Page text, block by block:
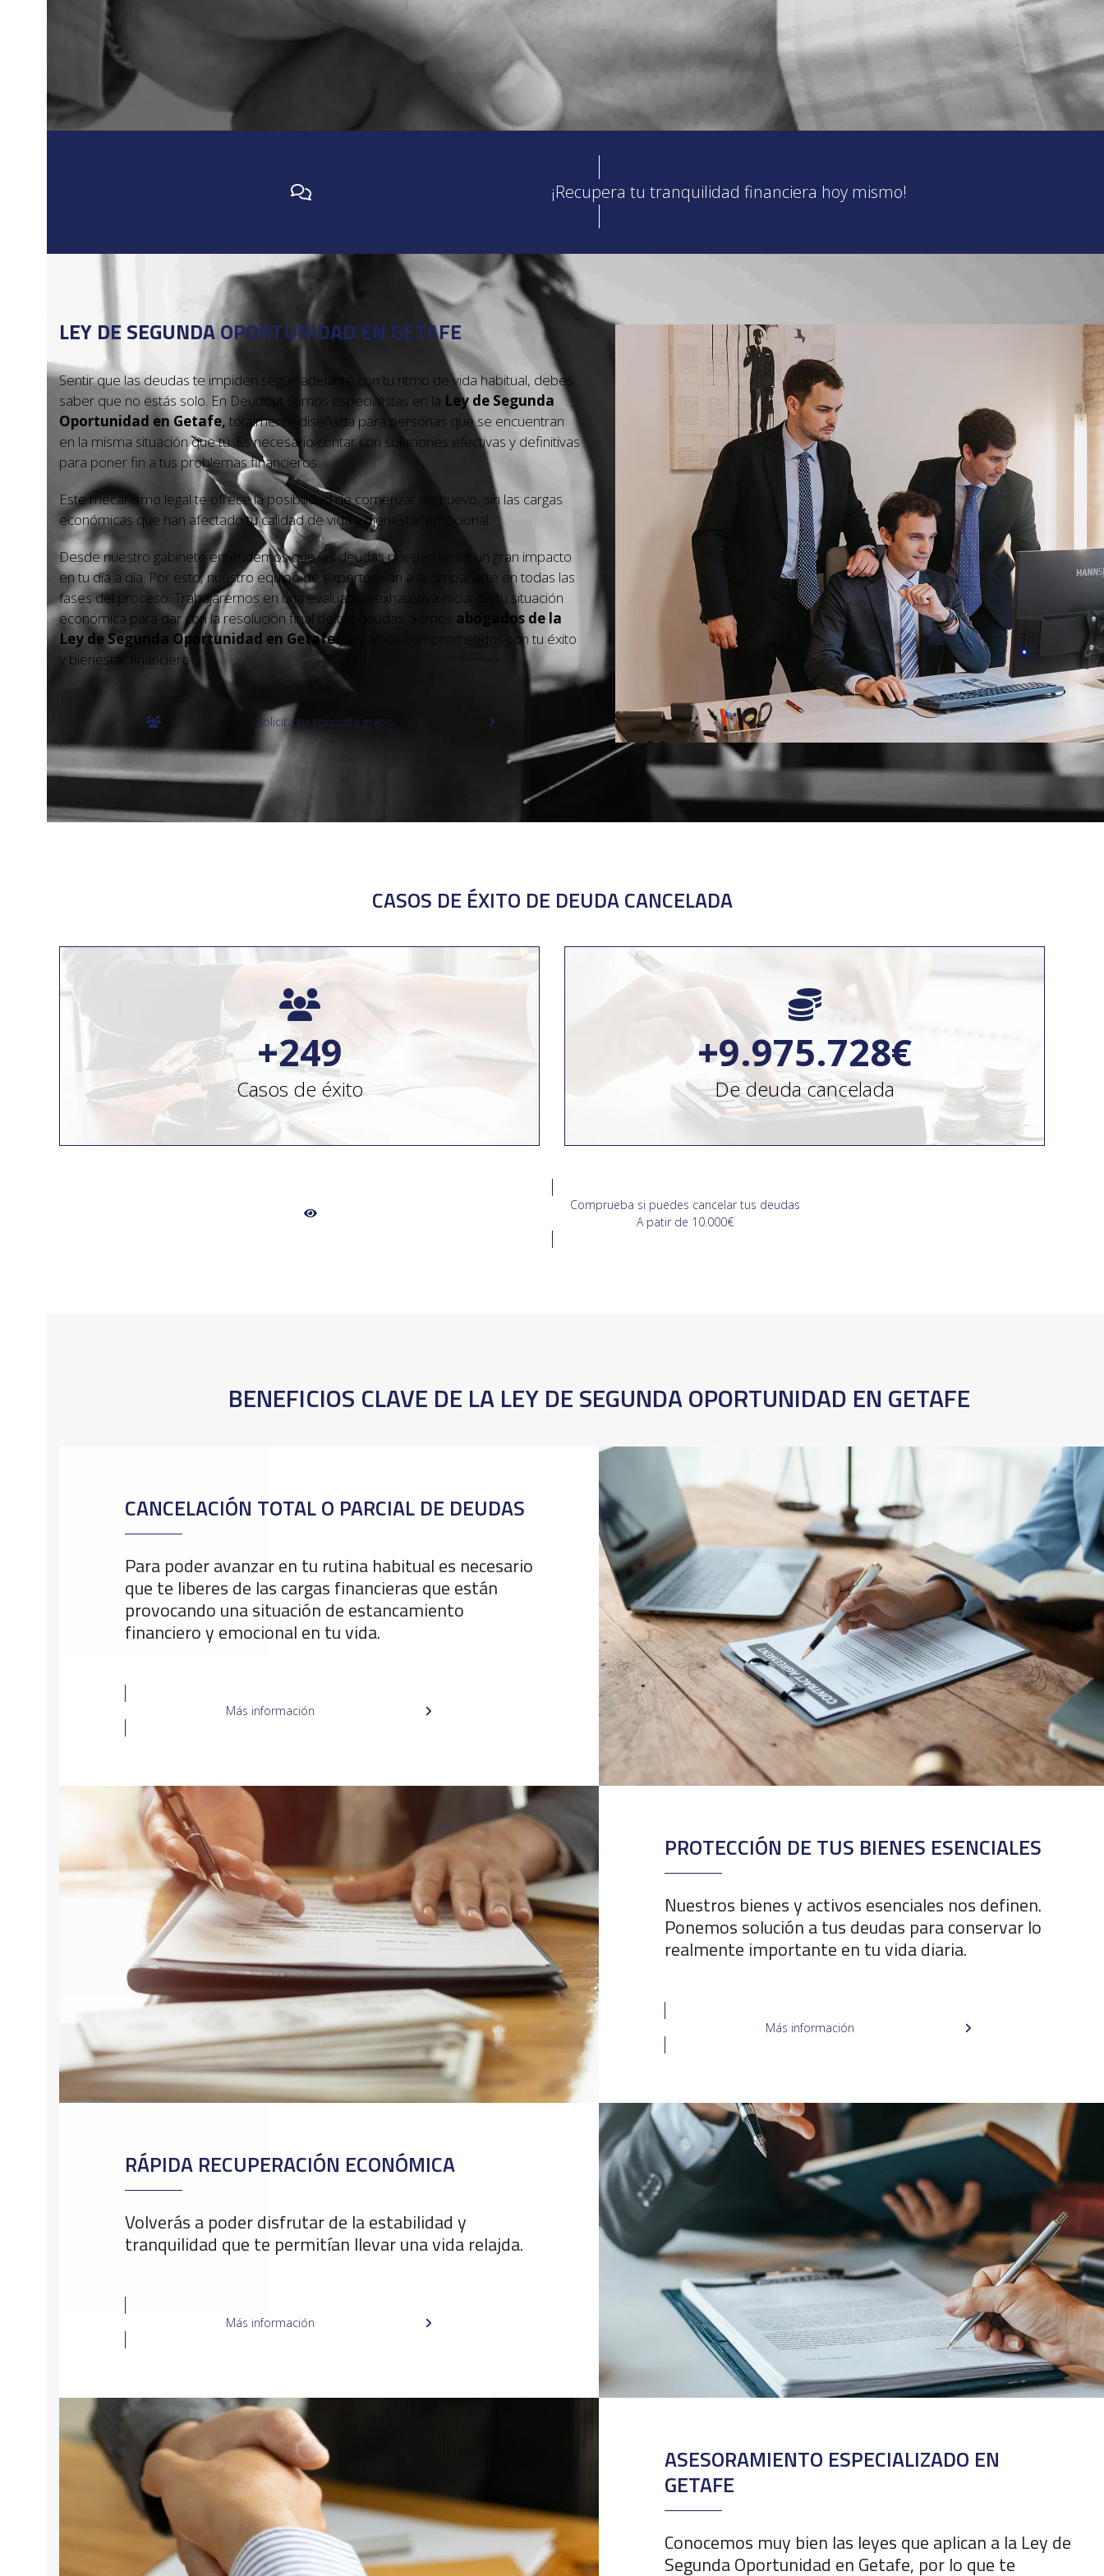
¡Recupera tu tranquilidad financiera hoy mismo!
LEY DE SEGUNDA OPORTUNIDAD EN GETAFE
Sentir que las deudas te impiden seguir adelante con tu ritmo de vida habitual, debes
saber que no estás solo. En Deudout somos especialistas en la Ley de Segunda
Oportunidad en Getafe, totalmente diseñada para personas que se encuentran
en la misma situación que tú. Es necesario contar con soluciones efectivas y definitivas
para poner fin a tus problemas financieros.
Este mecanismo legal te ofrece la posibilidad de comenzar de nuevo, sin las cargas
económicas que han afectado tu calidad de vida y bienestar emocional.
Desde nuestro gabinete entendemos que las deudas pueden tener un gran impacto
en tu día a día. Por esto, nuestro equipo de expertos van a acompañarte en todas las
fases del proceso. Trabajaremos en una evaluación exhaustiva inicial de tu situación
económica para dar con la resolución final de tus deudas. Somos abogados de la
Ley de Segunda Oportunidad en Getafe y estamos comprometidos con tu éxito
y bienestar financiero.
Solicita tu consulta gratis
CASOS DE ÉXITO DE DEUDA CANCELADA
+250250
Casos de éxito
+10.000.00010000000
€
De deuda cancelada
Comprueba si puedes cancelar tus deudas
A patir de 10.000€
BENEFICIOS CLAVE DE LA LEY DE SEGUNDA OPORTUNIDAD EN GETAFE
CANCELACIÓN TOTAL O PARCIAL DE DEUDAS
Para poder avanzar en tu rutina habitual es necesario
que te liberes de las cargas financieras que están
provocando una situación de estancamiento
financiero y emocional en tu vida.
Más información
PROTECCIÓN DE TUS BIENES ESENCIALES
Nuestros bienes y activos esenciales nos definen.
Ponemos solución a tus deudas para conservar lo
realmente importante en tu vida diaria.
Más información
RÁPIDA RECUPERACIÓN ECONÓMICA
Volverás a poder disfrutar de la estabilidad y
tranquilidad que te permitían llevar una vida relajda.
Más información
ASESORAMIENTO ESPECIALIZADO EN
GETAFE
Conocemos muy bien las leyes que aplican a la Ley de
Segunda Oportunidad en Getafe, por lo que te